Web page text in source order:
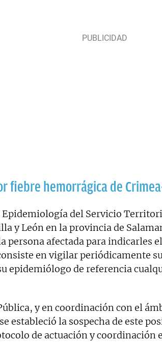
fiebre hemorrágica de
Epidemiología del Servicio
y León en la provincia de
persona afectada para indicarles
en vigilar periódicamente
epidemiólogo de referencia
y en coordinación con el
estableció la sospecha de este
de actuación y coordinación